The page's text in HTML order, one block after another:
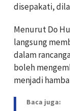
disepakati,
Menurut Do
langsung
dalam
boleh
menjadi
Baca juga: